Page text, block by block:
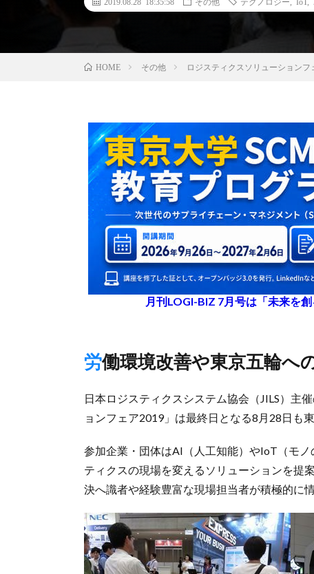
HOME その他 ロジスティクスソリューション
月刊LOGI-BIZ 7月号は「未来を
労働環境改善や東京五輪
日本ロジスティクスシステム協会（JILS）主
ョンフェア2019」は最終日となる8月28日も
参加企業・団体はAI（人工知能）やIoT（モ
ティクスの現場を変えるソリューションを提
決へ識者や経験豊富な現場担当者が積極的に